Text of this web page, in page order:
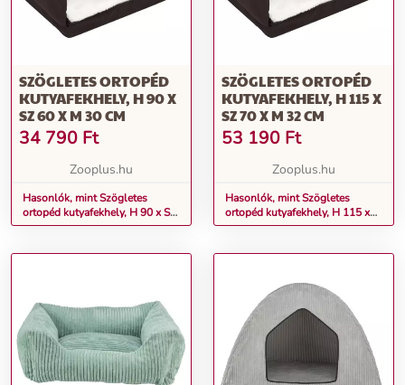
SZÖGLETES ORTOPÉD
KUTYAFEKHELY, H 90 X
SZ 60 X M 30 CM
34 790 Ft
Zooplus.hu
Hasonlók, mint Szögletes
ortopéd kutyafekhely, H 90 x Sz
60 x M 30 cm
SZÖGLETES ORTOPÉD
KUTYAFEKHELY, H 115 X
SZ 70 X M 32 CM
53 190 Ft
Zooplus.hu
Hasonlók, mint Szögletes
ortopéd kutyafekhely, H 115 x
Sz 70 x M 32 cm